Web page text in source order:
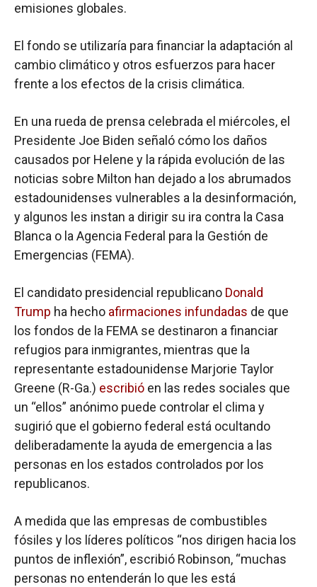
emisiones globales.
El fondo se utilizaría para financiar la adaptación al
cambio climático y otros esfuerzos para hacer
frente a los efectos de la crisis climática.
En una rueda de prensa celebrada el miércoles, el
Presidente Joe Biden señaló cómo los daños
causados por Helene y la rápida evolución de las
noticias sobre Milton han dejado a los abrumados
estadounidenses vulnerables a la desinformación,
y algunos les instan a dirigir su ira contra la Casa
Blanca o la Agencia Federal para la Gestión de
Emergencias (FEMA).
El candidato presidencial republicano Donald
Trump ha hecho afirmaciones infundadas de que
los fondos de la FEMA se destinaron a financiar
refugios para inmigrantes, mientras que la
representante estadounidense Marjorie Taylor
Greene (R-Ga.) escribió en las redes sociales que
un “ellos” anónimo puede controlar el clima y
sugirió que el gobierno federal está ocultando
deliberadamente la ayuda de emergencia a las
personas en los estados controlados por los
republicanos.
A medida que las empresas de combustibles
fósiles y los líderes políticos “nos dirigen hacia los
puntos de inflexión”, escribió Robinson, “muchas
personas no entenderán lo que les está